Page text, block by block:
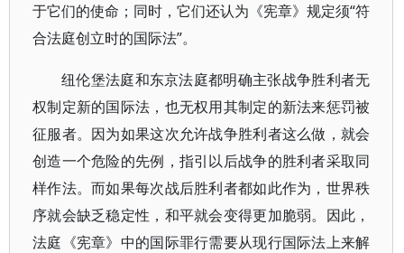
于它们的使命；同时，它们还认为《宪章》规定须“符
合法庭创立时的国际法”。
纽伦堡法庭和东京法庭都明确主张战争胜利者无
权制定新的国际法，也无权用其制定的新法来惩罚被
征服者。因为如果这次允许战争胜利者这么做，就会
创造一个危险的先例，指引以后战争的胜利者采取同
样作法。而如果每次战后胜利者都如此作为，世界秩
序就会缺乏稳定性，和平就会变得更加脆弱。因此，
法庭《宪章》中的国际罪行需要从现行国际法上来解